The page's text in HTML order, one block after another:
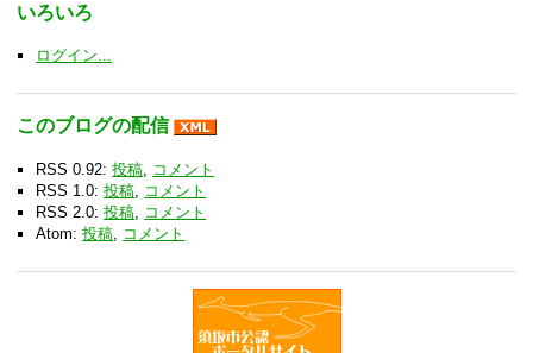
いろいろ
ログイン...
このブログの配信
RSS 0.92:投稿
コメント
RSS 1.0:投稿
コメント
RSS 2.0:投稿
コメント
Atom:投稿 コメント